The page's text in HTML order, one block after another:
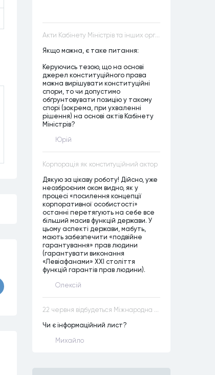
Акти Кабінету Міністрів та інших органів державної влади як джерела конституційного права
Якщо можна, є таке питання:
Керуючись тезою, що на основі
джерел конституційного права
можна вирішувати конституційні
спори, то чи допустимо
обґрунтовувати позицію у такому
спорі (зокрема, при ухваленні
рішення) на основі актів Кабінету
Міністрів?
Юрій
Корпорація як конституційний актор
Дякую за цікаву роботу! Дійсно, уже
неозброєним оком видно, як у
процесі «посилення концепції
корпоративної особистості»
останні перетягують на себе все
більший масив функцій держави. У
цьому аспекті держави, мабуть,
мають забезпечити «подвійне
гарантування» прав людини
(гарантувати виконання
«Левіафанами» ХХІ століття
функцій гарантів прав людини).
Олексій
22 червня відбудеться Міжнародна науково-практична конференція “Конституційна демократія в умовах загроз територіальній цілісності та національній безпеці”
Чи є інформаційний лист?
Михайло